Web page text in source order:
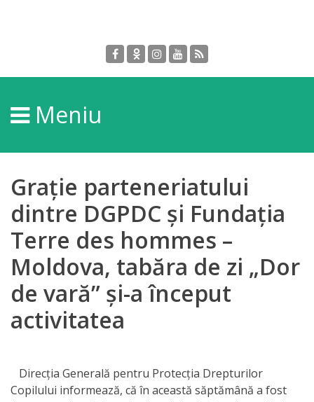
DGPDC
Informații
despre
DGPDC
Subdiviziuni/Servicii
Structura
Strategia
Orarul
Managementul
Meniu
Grație parteneriatului
dintre DGPDC și Fundația
Terre des hommes –
Moldova, tabăra de zi „Dor
de vară” și-a început
activitatea
Direcția Generală pentru Protecția Drepturilor
Copilului informează, că în această săptămână a fost